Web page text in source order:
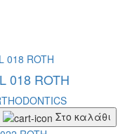
018 ROTH
Στο καλάθι